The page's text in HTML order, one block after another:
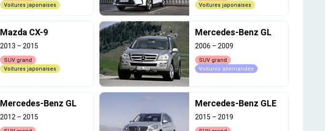
Voitures japonaises
Voitures japonaises
Mazda CX-9
2013 – 2015
SUV grand
Voitures japonaises
Mercedes-Benz GL
2006 – 2009
SUV grand
Voitures allemandes
Mercedes-Benz GL
2012 – 2015
Mercedes-Benz GLE
2015 – 2019